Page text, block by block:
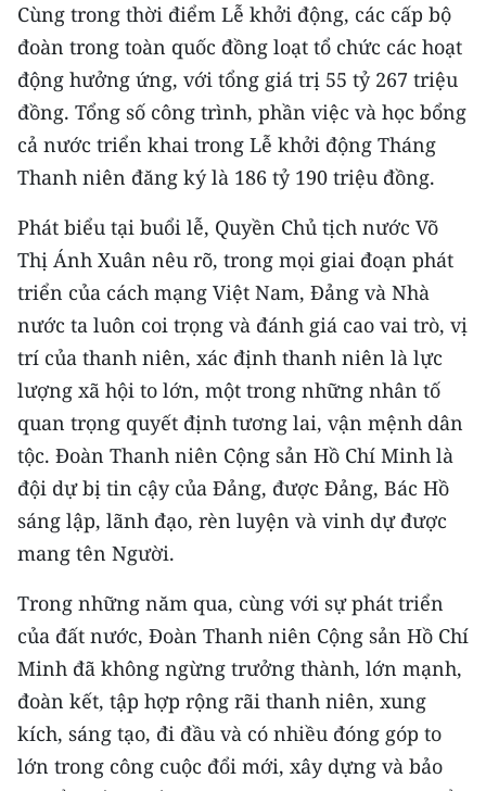
THỜI NAY
NHÂN DÂN CUỐI TUẦN
NHÂN DÂN HẰNG THÁNG
ĐỌC BÁO IN
ENGLISH
中文
FRANÇAIS
РУССКИЙ
ESPAÑOL
Cùng trong thời điểm Lễ khởi động, các cấp bộ
đoàn trong toàn quốc đồng loạt tổ chức các hoạt
động hưởng ứng, với tổng giá trị 55 tỷ 267 triệu
đồng. Tổng số công trình, phần việc và học bổng
cả nước triển khai trong Lễ khởi động Tháng
Thanh niên đăng ký là 186 tỷ 190 triệu đồng.
Phát biểu tại buổi lễ, Quyền Chủ tịch nước Võ
Thị Ánh Xuân nêu rõ, trong mọi giai đoạn phát
triển của cách mạng Việt Nam, Đảng và Nhà
nước ta luôn coi trọng và đánh giá cao vai trò, vị
trí của thanh niên, xác định thanh niên là lực
lượng xã hội to lớn, một trong những nhân tố
quan trọng quyết định tương lai, vận mệnh dân
tộc. Đoàn Thanh niên Cộng sản Hồ Chí Minh là
đội dự bị tin cậy của Đảng, được Đảng, Bác Hồ
sáng lập, lãnh đạo, rèn luyện và vinh dự được
mang tên Người.
Trong những năm qua, cùng với sự phát triển
của đất nước, Đoàn Thanh niên Cộng sản Hồ Chí
Minh đã không ngừng trưởng thành, lớn mạnh,
đoàn kết, tập hợp rộng rãi thanh niên, xung
kích, sáng tạo, đi đầu và có nhiều đóng góp to
lớn trong công cuộc đổi mới, xây dựng và bảo